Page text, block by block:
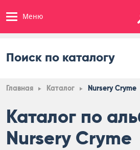
Меню
Поиск по каталогу
Главная Каталог Nursery Cryme
Каталог по
Nursery Cryme